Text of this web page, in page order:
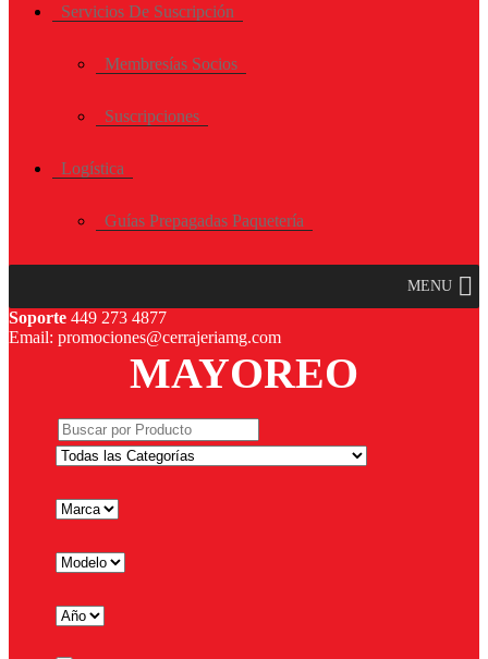
Servicios De Suscripción
Membresías Socios
Suscripciones
Logística
Guías Prepagadas Paquetería
MENU
Soporte 449 273 4877
Email: promociones@cerrajeriamg.com
MAYOREO